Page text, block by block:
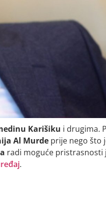
Karišiku i drugima.
Al Murde prije nego što
radi moguće pristrasnosti
.